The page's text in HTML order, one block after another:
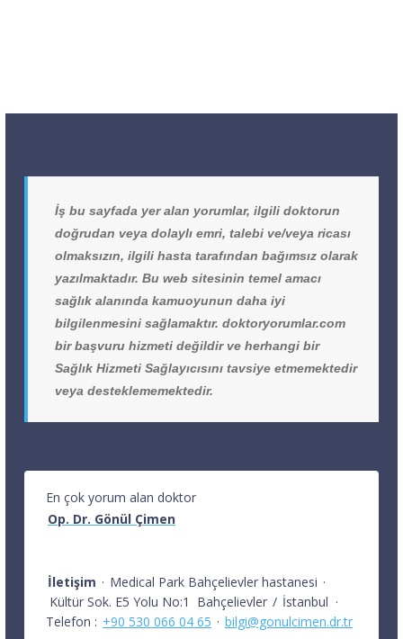
İş bu sayfada yer alan yorumlar, ilgili doktorun
doğrudan veya dolaylı emri, talebi ve/veya ricası
olmaksızın, ilgili hasta tarafından bağımsız olarak
yazılmaktadır. Bu web sitesinin temel amacı
sağlık alanında kamuoyunun daha iyi
bilgilenmesini sağlamaktır. doktoryorumlar.com
bir başvuru hizmeti değildir ve herhangi bir
Sağlık Hizmeti Sağlayıcısını tavsiye etmemektedir
veya desteklememektedir.
En çok yorum alan doktor
Op. Dr. Gönül Çimen
İletişim · Medical Park Bahçelievler hastanesi ·
Kültür Sok. E5 Yolu No:1
Bahçelievler / İstanbul ·
Telefon : +90 530 066 04 65 · bilgi@gonulcimen.dr.tr